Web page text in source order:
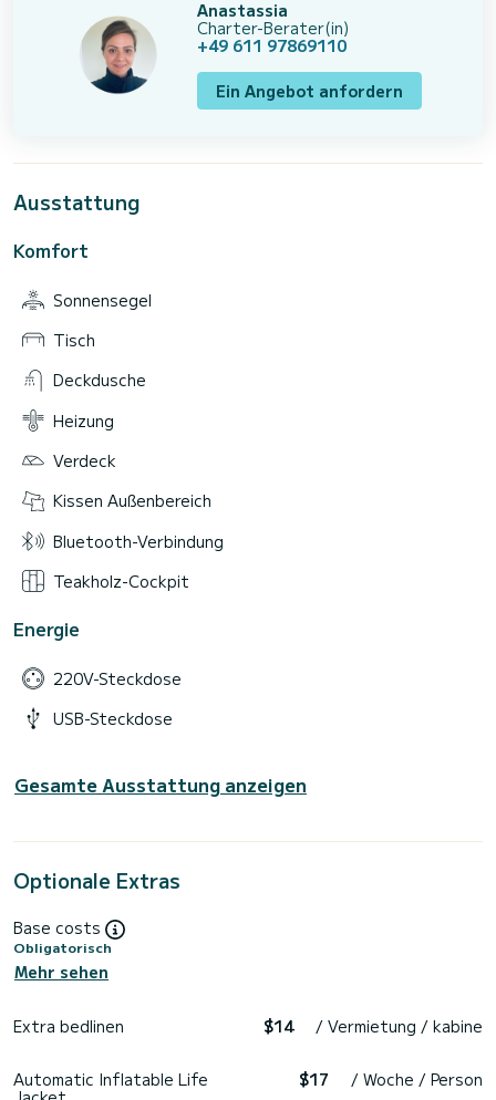
Anastassia
Charter-Berater(in)
+49 611 97869110
Ein Angebot anfordern
Ausstattung
Komfort
Sonnensegel
Tisch
Deckdusche
Heizung
Verdeck
Kissen Außenbereich
Bluetooth-Verbindung
Teakholz-Cockpit
Energie
220V-Steckdose
USB-Steckdose
Gesamte Ausstattung anzeigen
Optionale Extras
Base costs
Obligatorisch
Mehr sehen
Extra bedlinen $14 / Vermietung / kabine
Automatic Inflatable Life
$17 / Woche / Person